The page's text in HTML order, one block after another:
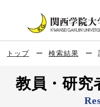
トップ 検索結果
教員・研